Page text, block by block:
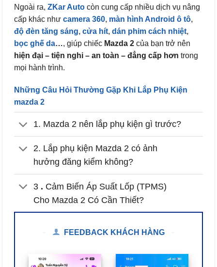
Ngoài ra, ZKar Auto còn cung cấp nhiều dịch vụ nâng
cấp khác như camera 360, màn hình Android ô tô,
độ đèn tăng sáng, cửa hít, dán phim cách nhiệt,
bọc ghế da…, giúp chiếc Mazda 2 của bạn trở nên
hiện đại – tiện nghi – an toàn – đẳng cấp hơn trong
mọi hành trình.
Những Câu Hỏi Thường Gặp Khi Lắp Phụ Kiện
mazda 2
1. Mazda 2 nên lắp phụ kiện gì trước?
2. Lắp phụ kiện Mazda 2 có ảnh
hưởng đăng kiểm không?
3 . Cảm Biến Áp Suất Lốp (TPMS)
Cho Mazda 2 Có Cần Thiết?
FEEDBACK KHÁCH HÀNG